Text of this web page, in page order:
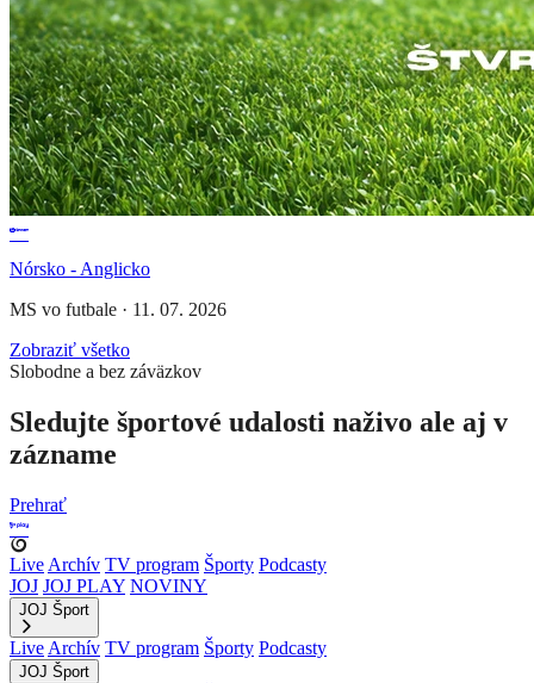
Nórsko - Anglicko
MS vo futbale · 11. 07. 2026
Zobraziť všetko
Slobodne a bez záväzkov
Sledujte športové udalosti naživo ale aj v
zázname
Prehrať
Live Archív TV program Športy Podcasty
JOJ JOJ PLAY NOVINY
JOJ Šport
Live Archív TV program Športy Podcasty
JOJ Šport